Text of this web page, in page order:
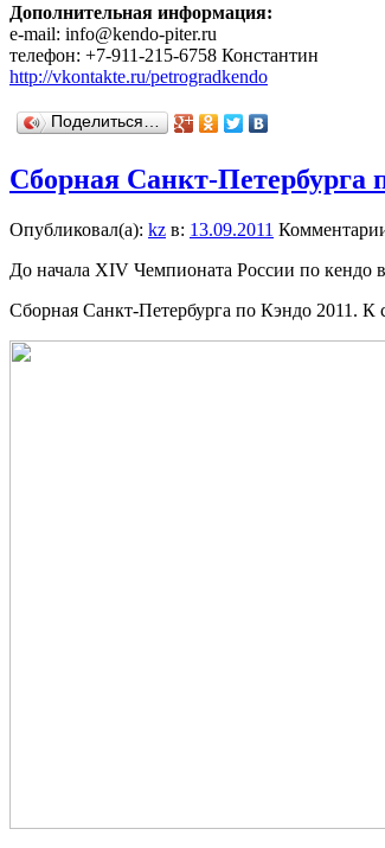
Дополнительная информация:
e-mail: info@kendo-piter.ru
телефон: +7-911-215-6758 Константин
http://vkontakte.ru/petrogradkendo
Поделиться…
Сборная Санкт-Петербурга
Опубликовал(а): kz в: 13.09.2011
До начала XIV Чемпионата России по кендо
Сборная Санкт-Петербурга по Кэндо 2011. К